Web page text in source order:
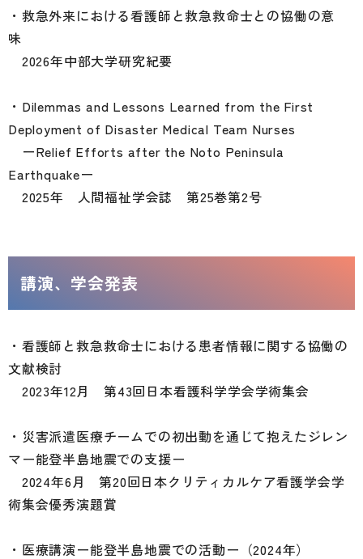
・救急外来における看護師と救急救命士との協働の意
味
2026年中部大学研究紀要
・Dilemmas and Lessons Learned from the First
Deployment of Disaster Medical Team Nurses
ーRelief Efforts after the Noto Peninsula
Earthquakeー
2025年 人間福祉学会誌 第25巻第2号
講演、学会発表
・看護師と救急救命士における患者情報に関する協働の
文献検討
2023年12月 第43回日本看護科学学会学術集会
・災害派遣医療チームでの初出動を通じて抱えたジレン
マー能登半島地震での支援ー
2024年6月 第20回日本クリティカルケア看護学会学
術集会優秀演題賞
・医療講演ー能登半島地震での活動ー（2024年）